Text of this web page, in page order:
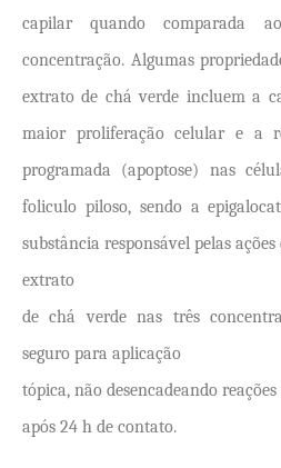
capilar quando comparada
concentração. Algumas
extrato de chá verde incluem a
maior proliferação celular e a
programada (apoptose) nas
foliculo piloso, sendo a
substância responsável pelas
extrato
de chá verde nas três
seguro para aplicação
tópica, não desencadeando
após 24 h de contato.